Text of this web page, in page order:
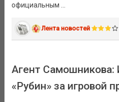
официальным ...
Лента новостей
Агент Самошникова:
«Рубин» за игровой